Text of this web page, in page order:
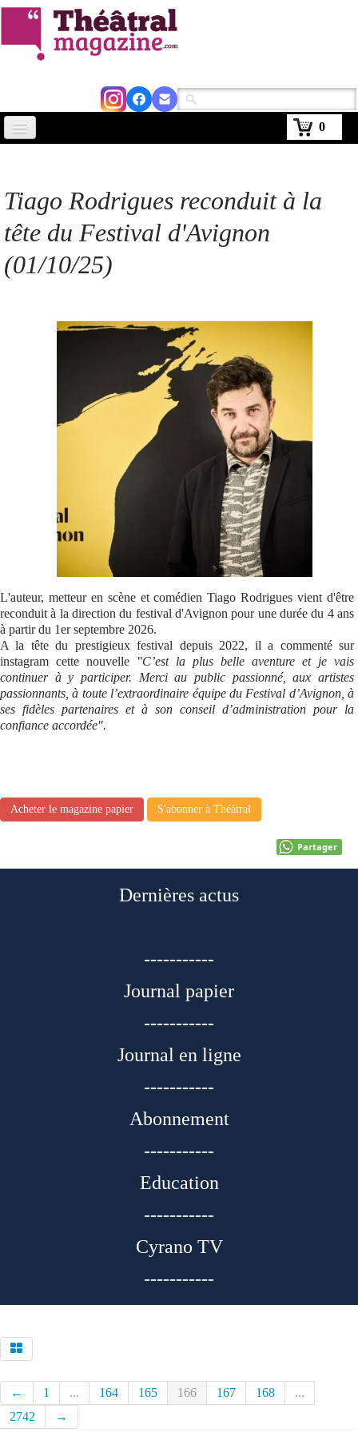
0
Avignon 2026
Tiago Rodrigues reconduit à la
tête du Festival d'Avignon
(01/10/25)
L'auteur, metteur en scène et comédien Tiago Rodrigues vient d'être
reconduit à la direction du festival d'Avignon pour une durée du 4 ans
à partir du 1er septembre 2026.
A la tête du prestigieux festival depuis 2022, il a commenté sur
instagram cette nouvelle "C’est la plus belle aventure et je vais
continuer à y participer. Merci au public passionné, aux artistes
passionnants, à toute l’extraordinaire équipe du Festival d’Avignon, à
ses fidèles partenaires et à son conseil d’administration pour la
confiance accordée".
Acheter le magazine papier S'abonner à Théâtral
Partager
Dernières actus
-----------
Journal papier
-----------
Journal en ligne
-----------
Abonnement
-----------
Education
-----------
Cyrano TV
-----------
← 1 ... 164 165 166 167 168
...
2742
→